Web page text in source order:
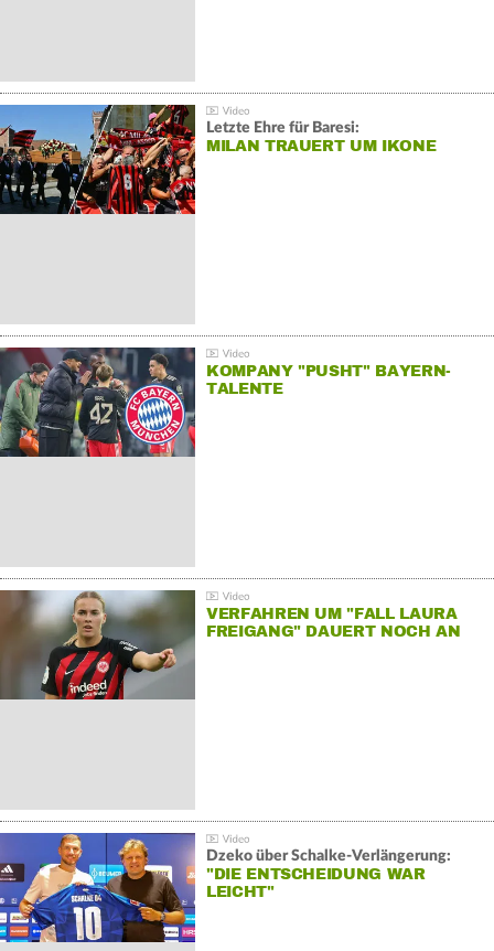
Letzte Ehre für Baresi:
MILAN TRAUERT UM IKONE
KOMPANY "PUSHT" BAYERN-
TALENTE
VERFAHREN UM "FALL LAURA
FREIGANG" DAUERT NOCH AN
Dzeko über Schalke-Verlängerung:
"DIE ENTSCHEIDUNG WAR
LEICHT"